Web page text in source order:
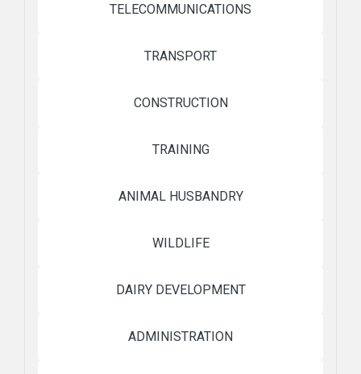
TELECOMMUNICATIONS
TRANSPORT
CONSTRUCTION
TRAINING
ANIMAL HUSBANDRY
WILDLIFE
DAIRY DEVELOPMENT
ADMINISTRATION